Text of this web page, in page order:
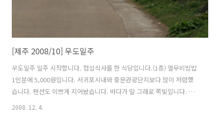
[제주 2008/10] 우도일주
우도일주 일주 시작합니다. 점심식사를 한 식당입니다.(1층) 열무비빔밥
1인분에 5,000원입니다. 서귀포시내와 중문관광단지보다 많이 저렴했
습니다. 팬션도 이쁘게 지어놨습니다. 바다가 말 그래로 쪽빛입니다. 우
도항입니다. 조랑말 신토불이 : 몸과 땅은 둘이 될 수 없다. 우리몸에는 우
2008. 12. 4.